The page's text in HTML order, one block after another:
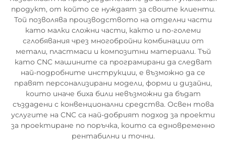
продукт, от който се нуждаят за своите клиенти.
Той позволява производството на отделни части
като малки сложни части, както и по-големи
сглобявания чрез многобройни комбинации от
метали, пластмаси и композитни материали. Тъй
като CNC машините са програмирани да следват
най-подробните инструкции, е възможно да се
правят персонализирани модели, форми и дизайни,
които иначе биха били невъзможни да бъдат
създадени с конвенционални средства. Освен това
услугите на CNC са най-добрият подход за проекти
за проектиране по поръчка, които са едновременно
рентабилни и точни.